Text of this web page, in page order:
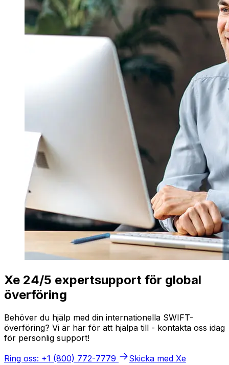
Xe 24/5 expertsupport för global
överföring
Behöver du hjälp med din internationella SWIFT-
överföring? Vi är här för att hjälpa till - kontakta oss idag
för personlig support!
Ring oss: +1 (800) 772-7779
Skicka med Xe